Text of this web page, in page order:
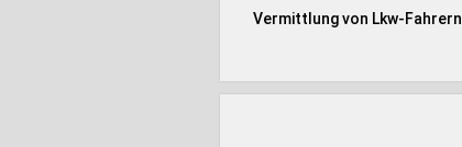
Vermittlung von Lkw-Fahrern